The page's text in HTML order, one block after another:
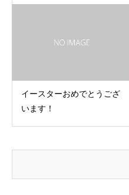
イースターおめでとうござ
います！